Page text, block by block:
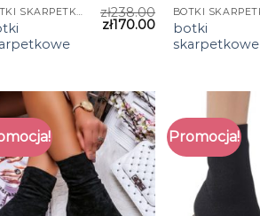
BOTKI SKARPETKOWE zł238.00
zł170.00
botki
skarpetkowe
Promocja!